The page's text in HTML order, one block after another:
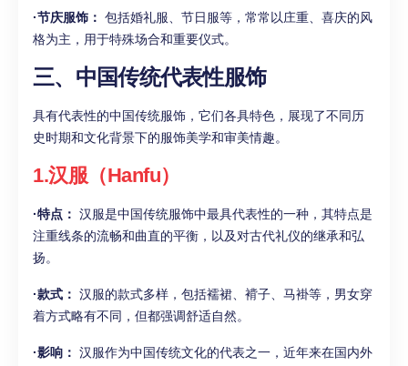
·节庆服饰： 包括婚礼服、节日服等，常常以庄重、喜庆的风
格为主，用于特殊场合和重要仪式。
三、中国传统代表性服饰
具有代表性的中国传统服饰，它们各具特色，展现了不同历
史时期和文化背景下的服饰美学和审美情趣。
1.汉服（Hanfu）
·特点： 汉服是中国传统服饰中最具代表性的一种，其特点是
注重线条的流畅和曲直的平衡，以及对古代礼仪的继承和弘
扬。
·款式： 汉服的款式多样，包括襦裙、褙子、马褂等，男女穿
着方式略有不同，但都强调舒适自然。
·影响： 汉服作为中国传统文化的代表之一，近年来在国内外